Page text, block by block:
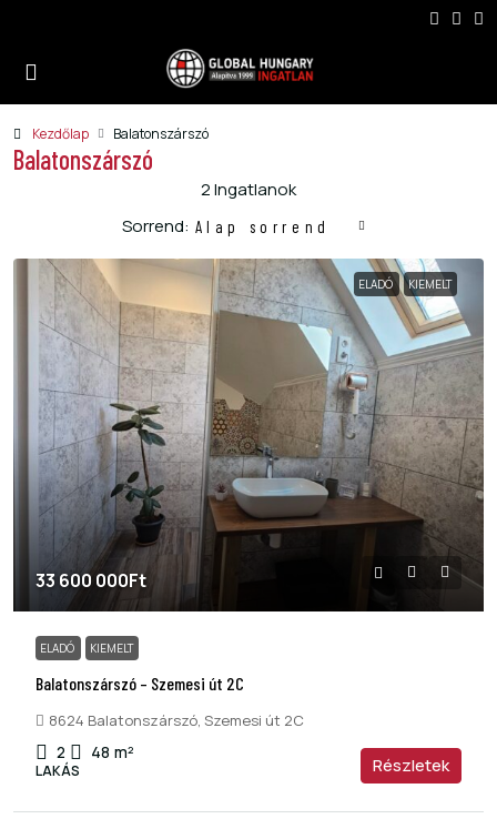
Kezdőlap Balatonszárszó
Balatonszárszó
2 Ingatlanok
Sorrend: Alap sorrend
ELADÓ KIEMELT
33 600 000Ft
ELADÓ KIEMELT
Balatonszárszó – Szemesi út 2C
8624 Balatonszárszó, Szemesi út 2C
2 48 m²
LAKÁS Részletek